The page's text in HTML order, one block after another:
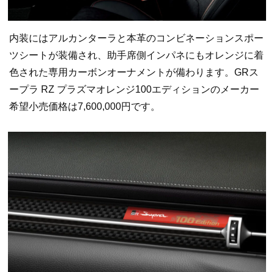
内装にはアルカンターラと本革のコンビネーションスポー
ツシートが装備され、助手席側インパネにもオレンジに着
色された専用カーボンオーナメントが備わります。GRス
ープラ RZ プラズマオレンジ100エディションのメーカー
希望小売価格は7,600,000円です。